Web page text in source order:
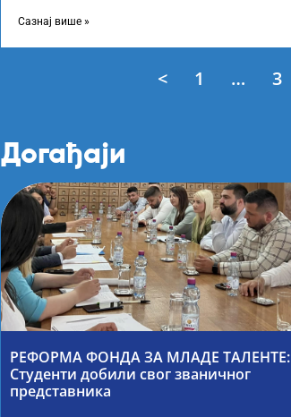
Сазнај више »
< 1 … 3
Догађаји
РЕФОРМА ФОНДА ЗА МЛАДЕ ТАЛЕНТЕ:
Студенти добили свог званичног
представника